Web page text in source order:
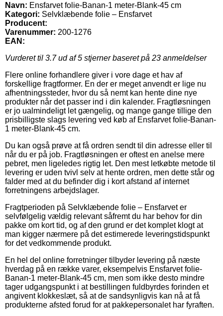
Navn: Ensfarvet folie-Banan-1 meter-Blank-45 cm
Kategori: Selvklæbende folie – Ensfarvet
Producent:
Varenummer: 200-1276
EAN:
Vurderet til 3.7ud af 5 stjerner baseret på 23 anmeldelser
Flere online forhandlere giver i vore dage et hav af
forskellige fragtformer. En der er meget anvendt er lige nu
afhentningssteder, hvor du så nemt kan hente dine nye
produkter når det passer ind i din kalender. Fragtløsningen
er jo ualmindeligt let gængelig, og mange gange tillige den
prisbilligste slags levering ved køb af Ensfarvet folie-Banan-
1 meter-Blank-45 cm.
Du kan også prøve at få ordren sendt til din adresse eller til
når du er på job. Fragtløsningen er oftest en anelse mere
pebret, men ligeledes rigtig let. Den mest letkøbte metode til
levering er uden tvivl selv at hente ordren, men dette står og
falder med at du befinder dig i kort afstand af internet
forretningens arbejdslager.
Fragtperioden på Selvklæbende folie – Ensfarvet er
selvfølgelig vældig relevant såfremt du har behov for din
pakke om kort tid, og af den grund er det komplet klogt at
man kigger nærmere på det estimerede leveringstidspunkt
for det vedkommende produkt.
En hel del online forretninger tilbyder levering på næste
hverdag på en række varer, eksempelvis Ensfarvet folie-
Banan-1 meter-Blank-45 cm, men som ikke desto mindre
tager udgangspunkt i at bestillingen fuldbyrdes forinden et
angivent klokkeslæt, så at de sandsynligvis kan nå at få
produkterne afsted forud for at pakkepersonalet har fyraften.